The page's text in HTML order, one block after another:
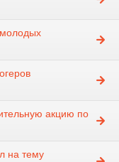
акцию по
на тему